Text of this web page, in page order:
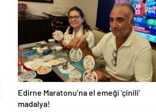
Arada Keşfedin
Edirne Maratonu’na el emeği ‘çinili’
madalya!